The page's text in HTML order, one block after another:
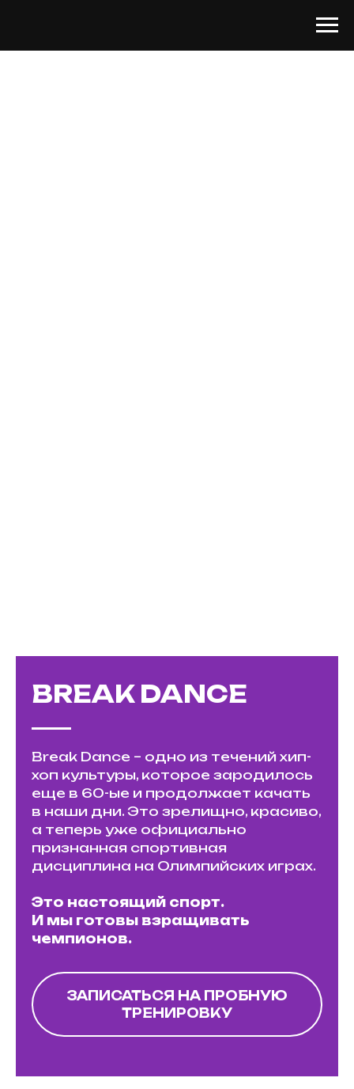
BREAK DANCE
Break Dance – одно из течений хип-
хоп культуры, которое зародилось
еще в 60-ые и продолжает качать
в наши дни. Это зрелищно, красиво,
а теперь уже официально
признанная спортивная
дисциплина на Олимпийских играх.
Это настоящий спорт.
И мы готовы взращивать
чемпионов.
ЗАПИСАТЬСЯ НА ПРОБНУЮ
ТРЕНИРОВКУ